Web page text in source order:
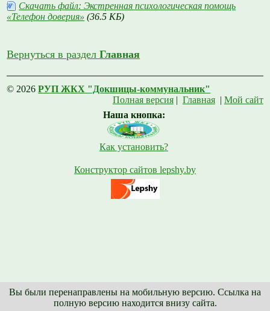
Скачать файл: Экстренная психологическая помощь
«Телефон доверия» (36.5 КБ)
Вернуться в разделГлавная
© 2026РУП ЖКХ "Докшицы-коммунальник"
Полная версия| Главная| Мой сайт
Вы были перенаправлены на мобильную версию. Ссылка на
полную версию находится внизу сайта.
Наша кнопка:
Как установить?
Конструктор сайтов lepshy.by